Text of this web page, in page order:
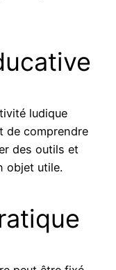
ludique
de comprendre
des outils et
objet utile.